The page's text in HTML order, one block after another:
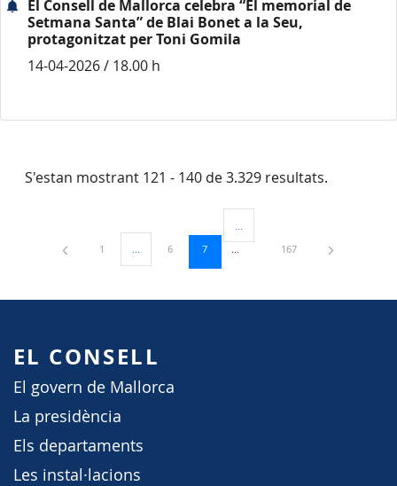
El Consell de Mallorca celebra “El memorial de
Setmana Santa” de Blai Bonet a la Seu,
protagonitzat per Toni Gomila
14-04-2026 / 18.00 h
S'estan mostrant 121 - 140 de 3.329 resultats.
Pàgina
1 ...Pàgines intermèdies Utilitzeu TAB per navegar.
Pàgina
6 Pàgina
7
Pàgines intermèdies Utilitzeu TAB
Pàgina
167
EL CONSELL
El govern de Mallorca
La presidència
Els departaments
Les instal·lacions